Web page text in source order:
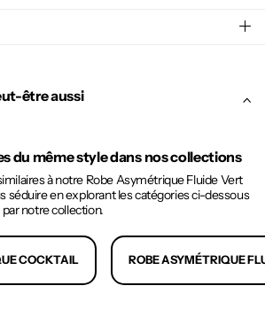
être aussi
du même style dans nos collections
à notre Robe Asymétrique Fluide Vert
séduire en explorant les catégories ci-dessous
notre collection.
COCKTAIL ROBE ASYMÉTRIQUE